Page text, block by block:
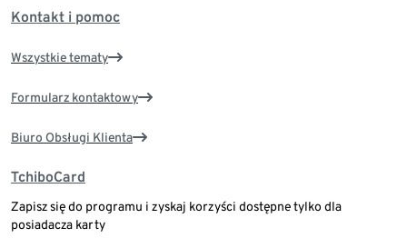
Kontakt i pomoc
Wszystkie tematy
Formularz kontaktowy
Biuro Obsługi Klienta
TchiboCard
Zapisz się do programu i zyskaj korzyści dostępne tylko dla
posiadacza karty